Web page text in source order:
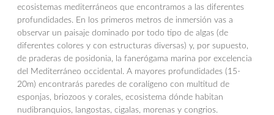
ecosistemas mediterráneos que encontramos a las diferentes
profundidades. En los primeros metros de inmersión vas a
observar un paisaje dominado por todo tipo de algas (de
diferentes colores y con estructuras diversas) y, por supuesto,
de praderas de posidonia, la fanerógama marina por excelencia
del Mediterráneo occidental. A mayores profundidades (15-
20m) encontrarás paredes de coralígeno con multitud de
esponjas, briozoos y corales, ecosistema dónde habitan
nudibranquios, langostas, cigalas, morenas y congrios.